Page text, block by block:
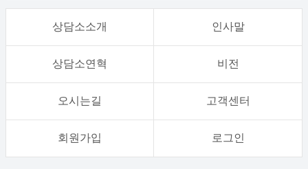
상담소소개 인사말
상담소연혁 비전
오시는길 고객센터
회원가입 로그인